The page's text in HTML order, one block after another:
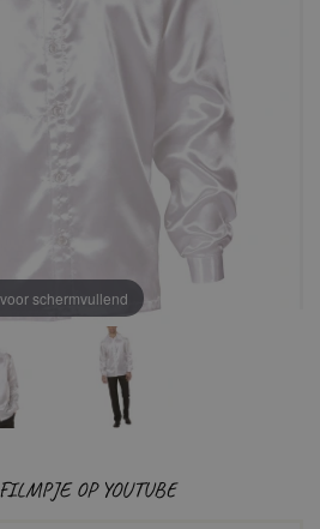
schermvullend
OP YOUTUBE